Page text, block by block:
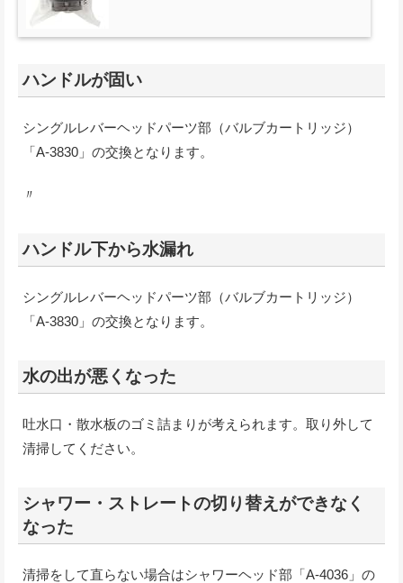
ハンドルが固い
シングルレバーヘッドパーツ部（バルブカートリッジ）
「A-3830」の交換となります。
〃
ハンドル下から水漏れ
シングルレバーヘッドパーツ部（バルブカートリッジ）
「A-3830」の交換となります。
水の出が悪くなった
吐水口・散水板のゴミ詰まりが考えられます。取り外して
清掃してください。
シャワー・ストレートの切り替えができなく
なった
清掃をして直らない場合はシャワーヘッド部「A-4036」の